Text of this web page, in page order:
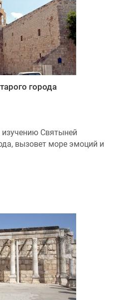
города
Святыней
вызовет море эмоций и